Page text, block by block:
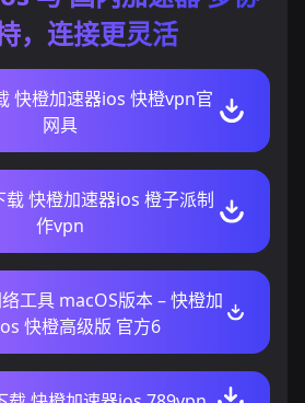
，连接更灵活
快橙加速器ios 快橙vpn官
网具
快橙加速器ios 橙子派制
作vpn
工具 macOS版本 – 快橙加
快橙高级版 官方6